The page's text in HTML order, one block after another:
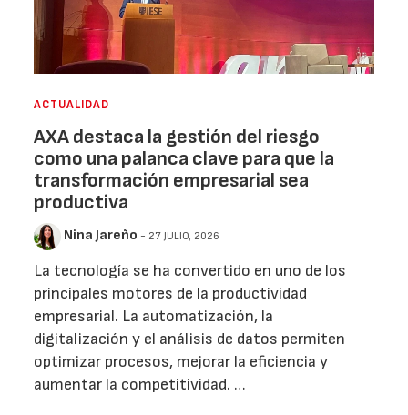
ACTUALIDAD
AXA destaca la gestión del riesgo
como una palanca clave para que la
transformación empresarial sea
productiva
Nina Jareño - 27 JULIO, 2026
La tecnología se ha convertido en uno de los
principales motores de la productividad
empresarial. La automatización, la
digitalización y el análisis de datos permiten
optimizar procesos, mejorar la eficiencia y
aumentar la competitividad. …